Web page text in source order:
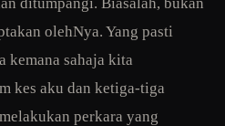
olehNya. Yang pasti
kemana sahaja kita
kes aku dan ketiga-tiga
perkara yang